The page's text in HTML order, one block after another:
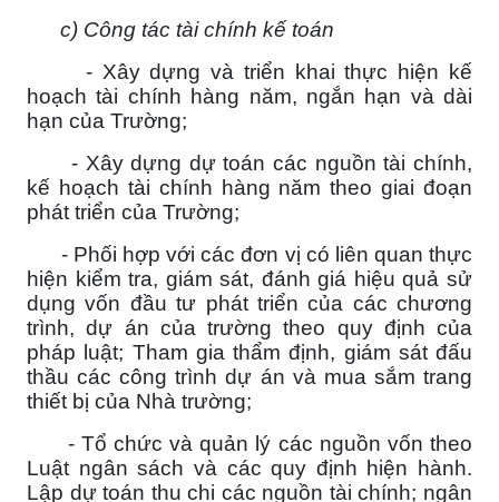
c) Công tác tài chính kế toán
- Xây dựng và triển khai thực hiện kế
hoạch tài chính hàng năm, ngắn hạn và dài
hạn của Trường;
- Xây dựng dự toán các nguồn tài chính,
kế hoạch tài chính hàng năm theo giai đoạn
phát triển của Trường;
- Phối hợp với các đơn vị có liên quan thực
hiện kiểm tra, giám sát, đánh giá hiệu quả sử
dụng vốn đầu tư phát triển của các chương
trình, dự án của trường theo quy định của
pháp luật; Tham gia thẩm định, giám sát đấu
thầu các công trình dự án và mua sắm trang
thiết bị của Nhà trường;
- Tổ chức và quản lý các nguồn vốn theo
Luật ngân sách và các quy định hiện hành.
Lập dự toán thu chi các nguồn tài chính; ngân